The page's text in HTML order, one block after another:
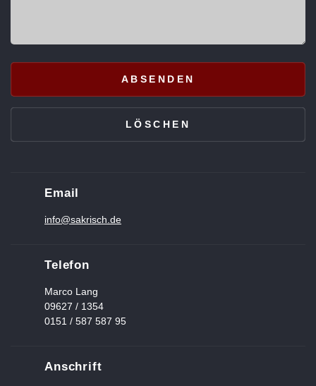
Email
info@sakrisch.de
Telefon
Marco Lang
09627 / 1354
0151 / 587 587 95
Anschrift